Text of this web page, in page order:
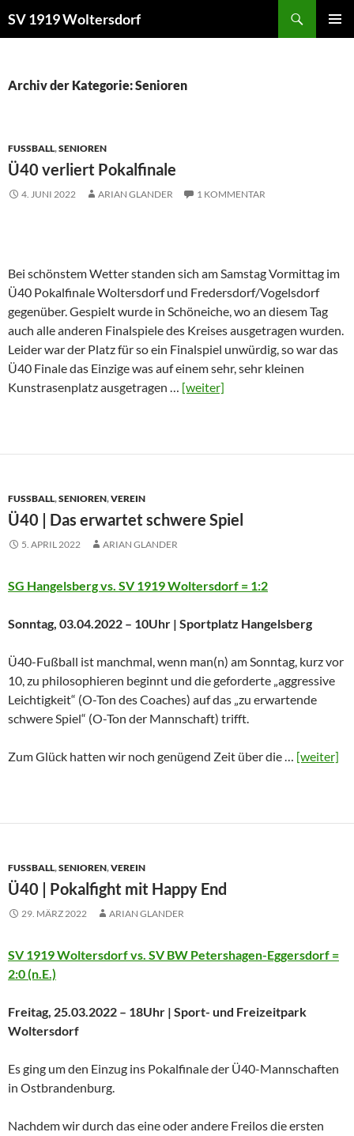
Inhalt
SV 1919 Woltersdorf
Archiv der Kategorie: Senioren
FUSSBALL ,SENIOREN
Ü40 verliert Pokalfinale
4. JUNI 2022 ARIAN GLANDER 1 KOMMENTAR
Bei schönstem Wetter standen sich am Samstag Vormittag im
Ü40 Pokalfinale Woltersdorf und Fredersdorf/Vogelsdorf
gegenüber. Gespielt wurde in Schöneiche, wo an diesem Tag
auch alle anderen Finalspiele des Kreises ausgetragen wurden.
Leider war der Platz für so ein Finalspiel unwürdig, so war das
Ü40 Finale das Einzige was auf einem sehr, sehr kleinen
Kunstrasenplatz ausgetragen … [weiter]
FUSSBALL ,SENIOREN,VEREIN
Ü40 | Das erwartet schwere Spiel
5. APRIL 2022 ARIAN GLANDER
SG Hangelsberg vs. SV 1919 Woltersdorf = 1:2
Sonntag, 03.04.2022 – 10Uhr | Sportplatz Hangelsberg
Ü40-Fußball ist manchmal, wenn man(n) am Sonntag, kurz vor
10, zu philosophieren beginnt und die geforderte „aggressive
Leichtigkeit“ (O-Ton des Coaches) auf das „zu erwartende
schwere Spiel“ (O-Ton der Mannschaft) trifft.
Zum Glück hatten wir noch genügend Zeit über die … [weiter]
FUSSBALL ,SENIOREN,VEREIN
Ü40 | Pokalfight mit Happy End
29. MÄRZ 2022 ARIAN GLANDER
SV 1919 Woltersdorf vs. SV BW Petershagen-Eggersdorf =
2:0 (n.E.)
Freitag, 25.03.2022 – 18Uhr | Sport- und Freizeitpark
Woltersdorf
Es ging um den Einzug ins Pokalfinale der Ü40-Mannschaften
in Ostbrandenburg.
Nachdem wir durch das eine oder andere Freilos die ersten